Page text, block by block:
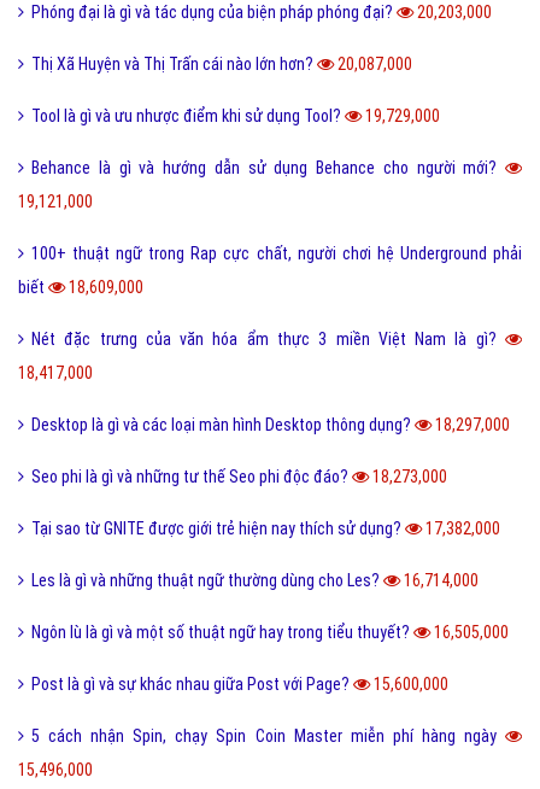
Phóng đại là gì và tác dụng của biện pháp phóng đại? 20,203,000
Thị Xã Huyện và Thị Trấn cái nào lớn hơn? 20,087,000
Tool là gì và ưu nhược điểm khi sử dụng Tool? 19,729,000
Behance là gì và hướng dẫn sử dụng Behance cho người mới?
19,121,000
100+ thuật ngữ trong Rap cực chất, người chơi hệ Underground phải
biết
18,609,000
Nét đặc trưng của văn hóa ẩm thực 3 miền Việt Nam là gì?
18,417,000
Desktop là gì và các loại màn hình Desktop thông dụng? 18,297,000
Seo phi là gì và những tư thế Seo phi độc đáo? 18,273,000
Tại sao từ GNITE được giới trẻ hiện nay thích sử dụng? 17,382,000
Les là gì và những thuật ngữ thường dùng cho Les? 16,714,000
Ngôn lù là gì và một số thuật ngữ hay trong tiểu thuyết? 16,505,000
Post là gì và sự khác nhau giữa Post với Page? 15,600,000
5 cách nhận Spin, chạy Spin Coin Master miễn phí hàng ngày
15,496,000